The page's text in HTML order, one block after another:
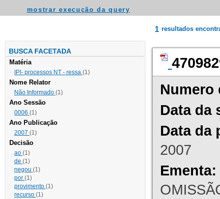
mostrar execução da query
BUSCA FACETADA
Matéria
IPI- processos NT - ressa (1)
Nome Relator
Não Informado (1)
Ano Sessão
0006 (1)
Ano Publicação
2007 (1)
Decisão
ao (1)
de (1)
negou (1)
por (1)
provimento (1)
recurso (1)
1 resultados
Numero
Data da
Data da
2007
Ementa: